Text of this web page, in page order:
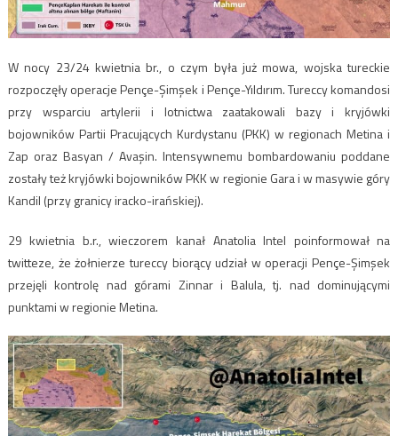
W nocy 23/24 kwietnia br., o czym była już mowa, wojska tureckie
rozpoczęły operacje Pençe-Şimşek i Pençe-Yıldırım. Tureccy komandosi
przy wsparciu artylerii i lotnictwa zaatakowali bazy i kryjówki
bojowników Partii Pracujących Kurdystanu (PKK) w regionach Metina i
Zap oraz Basyan / Avaşin. Intensywnemu bombardowaniu poddane
zostały też kryjówki bojowników PKK w regionie Gara i w masywie góry
Kandil (przy granicy iracko-irańskiej).
29 kwietnia b.r., wieczorem kanał Anatolia Intel poinformował na
twitteze, że żołnierze tureccy biorący udział w operacji Pençe-Şimşek
przejęli kontrolę nad górami Zinnar i Balula, tj. nad dominującymi
punktami w regionie Metina.